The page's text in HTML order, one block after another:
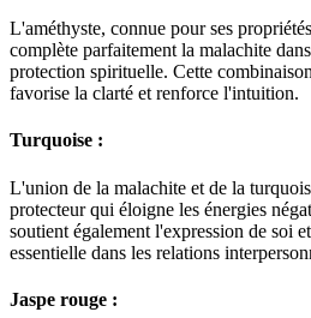
L'améthyste, connue pour ses
complète parfaitement la malachite
protection spirituelle. Cette
favorise la clarté et renforce l'intuition.
Turquoise :
L'union de la malachite et de la
protecteur qui éloigne les énergies
soutient également l'expression de soi
essentielle dans les relations
Jaspe rouge :